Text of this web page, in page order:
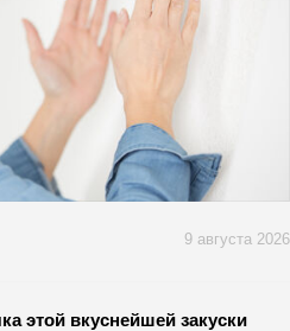
9 августа 2026
этой вкуснейшей закуски